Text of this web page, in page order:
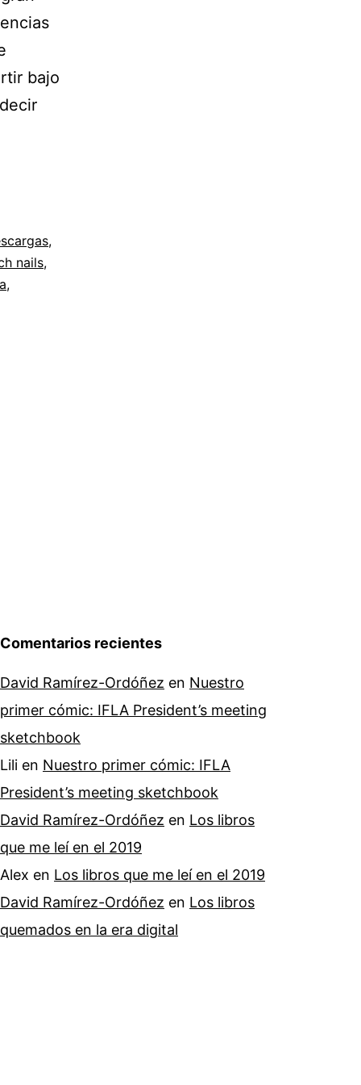
bajo
,
nails,
,
Comentarios recientes
David Ramírez-Ordóñez en Nuestro
primer cómic: IFLA President’s meeting
sketchbook
Lili en Nuestro primer cómic: IFLA
President’s meeting sketchbook
David Ramírez-Ordóñez en Los libros
que me leí en el 2019
Alex en Los libros que me leí en el 2019
David Ramírez-Ordóñez en Los libros
quemados en la era digital